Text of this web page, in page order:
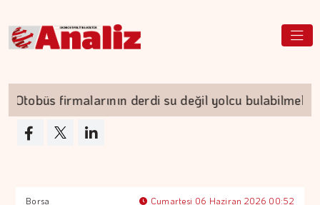
firmalarının derdi su değil yolcu bulabilmek
Borsa Cumartesi 06 Haziran 2026 00:52